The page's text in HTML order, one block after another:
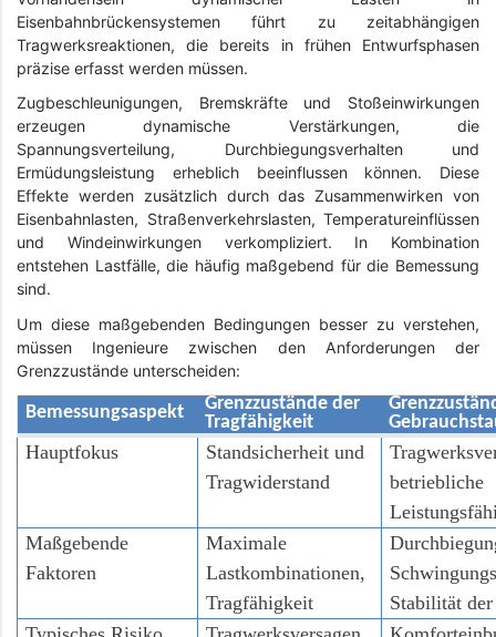
Eisenbahnbrückensystemen führt zu zeitabhängigen
Tragwerksreaktionen, die bereits in frühen Entwurfsphasen
präzise erfasst werden müssen.
Zugbeschleunigungen, Bremskräfte und Stoßeinwirkungen
erzeugen dynamische Verstärkungen, die
Spannungsverteilung, Durchbiegungsverhalten und
Ermüdungsleistung erheblich beeinflussen können. Diese
Effekte werden zusätzlich durch das Zusammenwirken von
Eisenbahnlasten, Straßenverkehrslasten, Temperatureinflüssen
und Windeinwirkungen verkompliziert. In Kombination
entstehen Lastfälle, die häufig maßgebend für die Bemessung
sind.
Um diese maßgebenden Bedingungen besser zu verstehen,
müssen Ingenieure zwischen den Anforderungen der
Grenzzustände unterscheiden:
Bemessungsaspekt
Grenzzustände der
Tragfähigkeit
Hauptfokus
Standsicherheit und
Tragwiderstand
betriebliche
Maßgebende
Faktoren
Maximale
Lastkombinationen,
Tragfähigkeit
Stabilität